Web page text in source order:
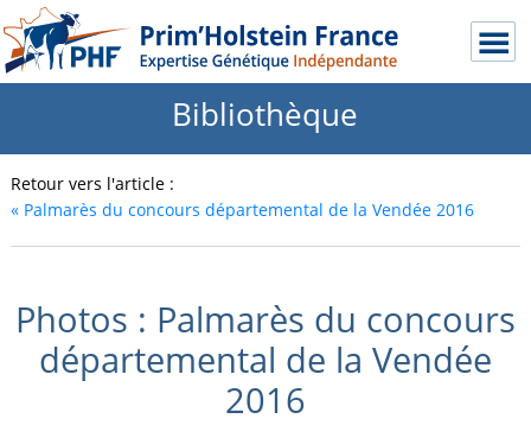
Bibliothèque
Retour vers l'article :
«Palmarès du concours départemental de la Vendée 2016
Photos : Palmarès du concours
départemental de la Vendée
2016